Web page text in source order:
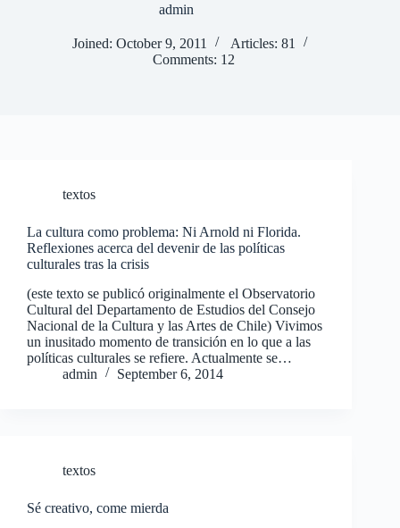
admin
Joined: October 9, 2011
Articles: 81
Comments: 12
textos
La cultura como problema: Ni Arnold ni Florida.
Reflexiones acerca del devenir de las políticas
culturales tras la crisis
(este texto se publicó originalmente el Observatorio
Cultural del Departamento de Estudios del Consejo
Nacional de la Cultura y las Artes de Chile) Vivimos
un inusitado momento de transición en lo que a las
políticas culturales se refiere. Actualmente se…
admin
September 6, 2014
textos
Sé creativo, come mierda